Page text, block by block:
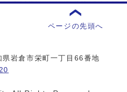
ページの先頭へ
岩倉市栄町一丁目66番地